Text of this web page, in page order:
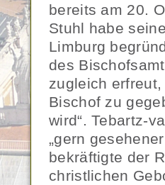
bereits am 20.
Stuhl habe
Limburg
des
zugleich
Bischof zu
wird“. Tebartz-
„gern
bekräftigte der
christlichen